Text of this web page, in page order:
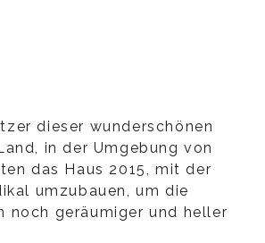
dieser wunderschönen
in der Umgebung von
das Haus 2015, mit der
umzubauen, um die
noch geräumiger und heller